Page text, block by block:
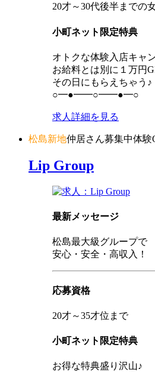
20才～30代後半までの
小町ネット限定特典
オトクな体験入店キャ
お給料とは別に１万円
その日にもらえちゃう♪
○━●━━○━━●━○
求人詳細を見る
松島新地仲居さん募集中体験
Lip Group
最新メッセージ
松島最大級グループで
安心・安全・高収入！
応募資格
20才～35才位まで
小町ネット限定特典
お得な特典盛り沢山♪